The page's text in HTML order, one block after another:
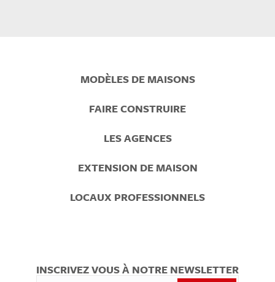
MODÈLES DE MAISONS
FAIRE CONSTRUIRE
LES AGENCES
EXTENSION DE MAISON
LOCAUX PROFESSIONNELS
INSCRIVEZ VOUS À NOTRE NEWSLETTER